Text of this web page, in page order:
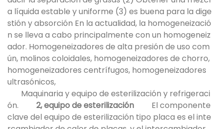
a líquida estable y uniforme (3) es buena para la dige
stión y absorción En la actualidad, la homogeneizació
n se lleva a cabo principalmente con un homogeneiz
ador. Homogeneizadores de alta presión de uso com
ún, molinos coloidales, homogeneizadores de chorro,
homogeneizadores centrífugos, homogeneizadores
ultrasónicos,
Maquinaria y equipo de esterilización y refrigeraci
ón.
2, equipo de esterilización El componente
clave del equipo de esterilización tipo placa es el inte